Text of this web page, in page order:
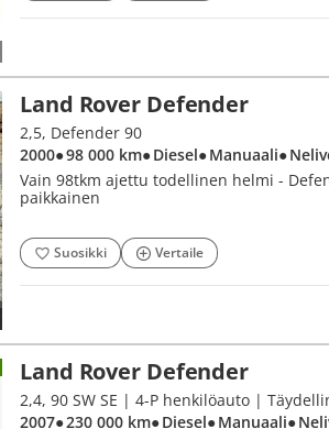
Land Rover Defender
2,5, Defender 90
2000● 98 000 km● Diesel● Manuaali●
Vain 98tkm ajettu todellinen helmi -
paikkainen
Suosikki Vertaile
Land Rover Defender
2007● 230 000 km● Diesel● Manuaali●